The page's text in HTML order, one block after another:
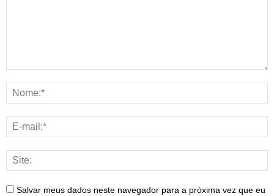
Salvar meus dados neste navegador para a próxima vez que eu